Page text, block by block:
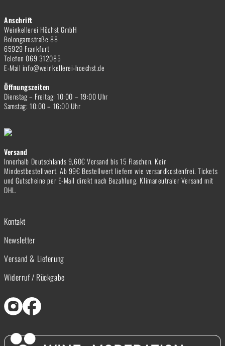
Anschrift
Weinkellerei Höchst GmbH
Bolongarostraße 88
65929 Frankfurt
Telefon 069 312085
E-Mail info@weinkellerei-hoechst.de
Öffnungszeiten
Dienstag – Freitag: 10:00 – 19:00 Uhr
Samstag: 10:00 – 16:00 Uhr
Versand
Innerhalb Deutschlands 9,60€ Versand bis 15 Flaschen. Kein
Mindestbestellwert. Ab 99€ Bestellwert liefern wie versandkostenfrei. Tickets
und Gutscheine per E-Mail direkt nach Bezahlung. Klimaneutraler Versand mit
DHL.
Kontakt
Newsletter
Versand & Lieferung
Widerruf / Rückgabe